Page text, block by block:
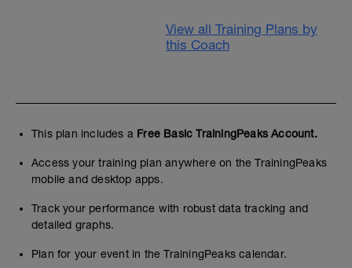
View all Training Plans by
this Coach
This plan includes a Free Basic TrainingPeaks Account.
Access your training plan anywhere on the TrainingPeaks
mobile and desktop apps.
Track your performance with robust data tracking and
detailed graphs.
Plan for your event in the TrainingPeaks calendar.